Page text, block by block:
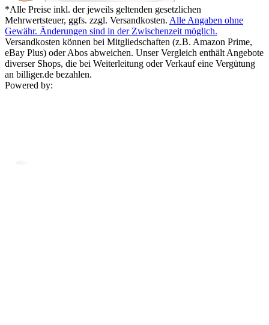
*Alle Preise inkl. der jeweils geltenden gesetzlichen
Mehrwertsteuer, ggfs. zzgl. Versandkosten. Alle Angaben ohne
Gewähr. Änderungen sind in der Zwischenzeit möglich.
Versandkosten können bei Mitgliedschaften (z.B. Amazon Prime,
eBay Plus) oder Abos abweichen. Unser Vergleich enthält Angebote
diverser Shops, die bei Weiterleitung oder Verkauf eine Vergütung
an billiger.de bezahlen.
Powered by: